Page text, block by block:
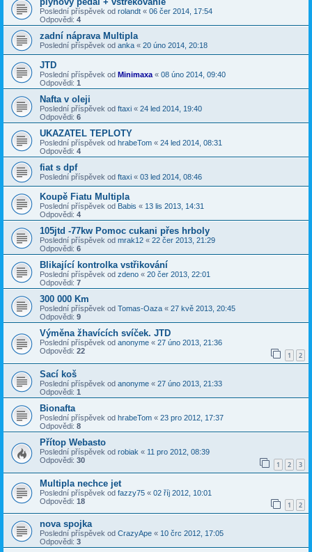
Poslední příspěvek od rolandt « 06 čer 2014, 17:54
Odpovědi: 4
zadní náprava Multipla
Poslední příspěvek od anka « 20 úno 2014, 20:18
JTD
Poslední příspěvek od Minimaxa« 08 úno 2014, 09:40
Odpovědi: 1
Nafta v oleji
Poslední příspěvek od ftaxi « 24 led 2014, 19:40
Odpovědi: 6
UKAZATEL TEPLOTY
Poslední příspěvek od hrabeTom « 24 led 2014, 08:31
Odpovědi: 4
fiat s dpf
Poslední příspěvek od ftaxi « 03 led 2014, 08:46
Koupě Fiatu Multipla
Poslední příspěvek od Babis « 13 lis 2013, 14:31
Odpovědi: 4
105jtd -77kw Pomoc cukani přes hrboly
Poslední příspěvek od mrak12 « 22 čer 2013, 21:29
Odpovědi: 6
Blikající kontrolka vstřikování
Poslední příspěvek od zdeno « 20 čer 2013, 22:01
Odpovědi: 7
300 000 Km
Poslední příspěvek od Tomas-Oaza « 27 kvě 2013, 20:45
Odpovědi: 9
Výměna žhavících svíček. JTD
Poslední příspěvek od anonyme « 27 úno 2013, 21:36
Odpovědi: 22 1 2
Sací koš
Poslední příspěvek od anonyme « 27 úno 2013, 21:33
Odpovědi: 1
Bionafta
Poslední příspěvek od hrabeTom « 23 pro 2012, 17:37
Odpovědi: 8
Přítop Webasto
Poslední příspěvek od robiak « 11 pro 2012, 08:39
Odpovědi: 30 1 2 3
Multipla nechce jet
Poslední příspěvek od fazzy75 « 02 říj 2012, 10:01
Odpovědi: 18 1 2
nova spojka
Poslední příspěvek od CrazyApe « 10 črc 2012, 17:05
Odpovědi: 3